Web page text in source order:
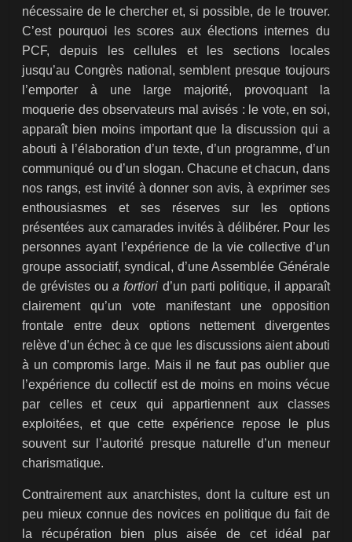
nécessaire de le chercher et, si possible, de le trouver.
C’est pourquoi les scores aux élections internes du
PCF, depuis les cellules et les sections locales
jusqu’au Congrès national, semblent presque toujours
l’emporter à une large majorité, provoquant la
moquerie des observateurs mal avisés : le vote, en soi,
apparaît bien moins important que la discussion qui a
abouti à l’élaboration d’un texte, d’un programme, d’un
communiqué ou d’un slogan. Chacune et chacun, dans
nos rangs, est invité à donner son avis, à exprimer ses
enthousiasmes et ses réserves sur les options
présentées aux camarades invités à délibérer. Pour les
personnes ayant l’expérience de la vie collective d’un
groupe associatif, syndical, d’une Assemblée Générale
de grévistes oua fortiori d’un parti politique, il apparaît
clairement qu’un vote manifestant une opposition
frontale entre deux options nettement divergentes
relève d’un échec à ce que les discussions aient abouti
à un compromis large. Mais il ne faut pas oublier que
l’expérience du collectif est de moins en moins vécue
par celles et ceux qui appartiennent aux classes
exploitées, et que cette expérience repose le plus
souvent sur l’autorité presque naturelle d’un meneur
charismatique.
Contrairement aux anarchistes, dont la culture est un
peu mieux connue des novices en politique du fait de
la récupération bien plus aisée de cet idéal par